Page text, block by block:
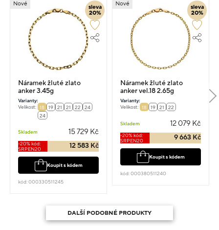
sleva
20%
Nové
Náramek žluté zlato
anker 3.45g
Varianty:
Velikost:
18 19 21 21 22
24
24
Skladem 15 729 Kč
-20% kód:
SRPEN20
12 583 Kč
Koupit s kódem
kód: 000330511245
sleva
20%
Nové
Náramek žluté zlato
anker vel.18 2.65g
Varianty:
Velikost:
18 19 21 22
Skladem 12 079 Kč
-20% kód:
SRPEN20
9 663 Kč
Koupit s kódem
kód: 000380511240
DALŠÍ PODOBNÉ PRODUKTY